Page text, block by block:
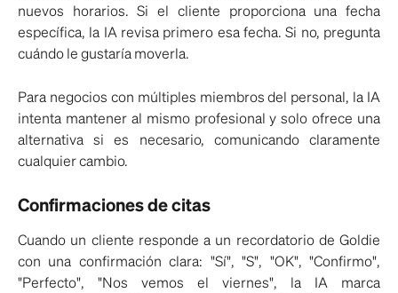
nuevos horarios. Si el cliente proporciona una fecha
específica, la IA revisa primero esa fecha. Si no, pregunta
cuándo le gustaría moverla.
Para negocios con múltiples miembros del personal, la IA
intenta mantener al mismo profesional y solo ofrece una
alternativa si es necesario, comunicando claramente
cualquier cambio.
Confirmaciones de citas
Cuando un cliente responde a un recordatorio de Goldie
con una confirmación clara: "Sí", "S", "OK", "Confirmo",
"Perfecto", "Nos vemos el viernes", la IA marca